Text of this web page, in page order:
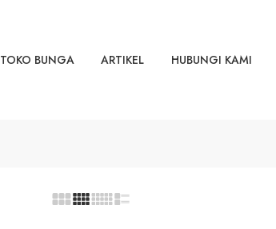
TOKO BUNGA ARTIKEL HUBUNGI KAMI